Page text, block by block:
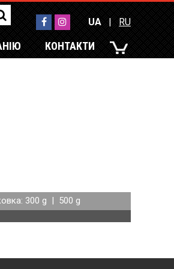
UA|RU
КОНТАКТИ
300 g | 500 g